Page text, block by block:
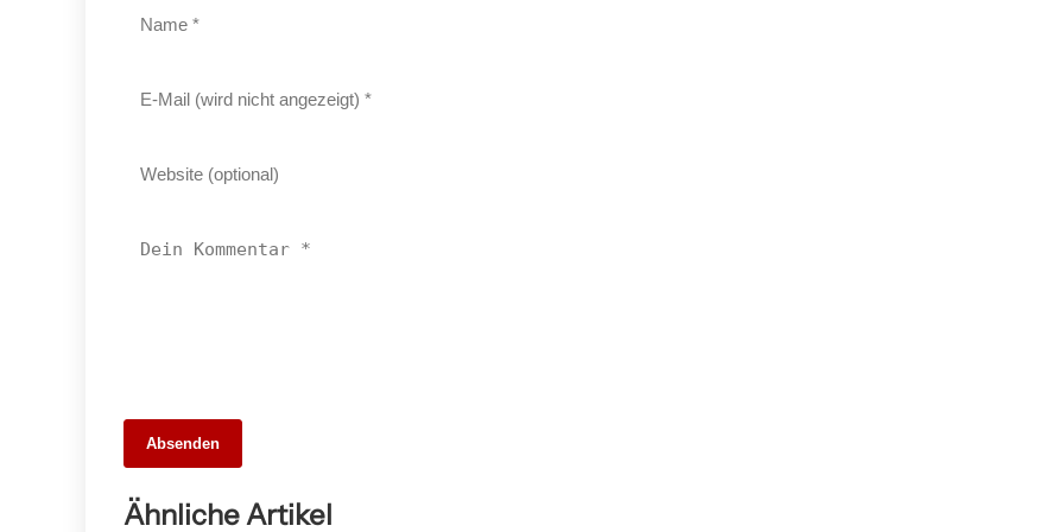
Absenden
Ähnliche Artikel
Kernen im Remstal: Idyllische 1-Zimmer-
Wohnung mit Blick auf die Y-Burg und